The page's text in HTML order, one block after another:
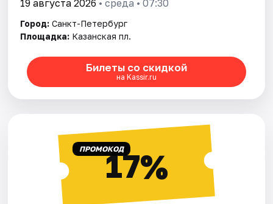
19 августа 2026 • среда • 07:30
Город: Санкт-Петербург
Площадка: Казанская пл.
Билеты со скидкой
на Kassir.ru
ПРОМОКОД17%